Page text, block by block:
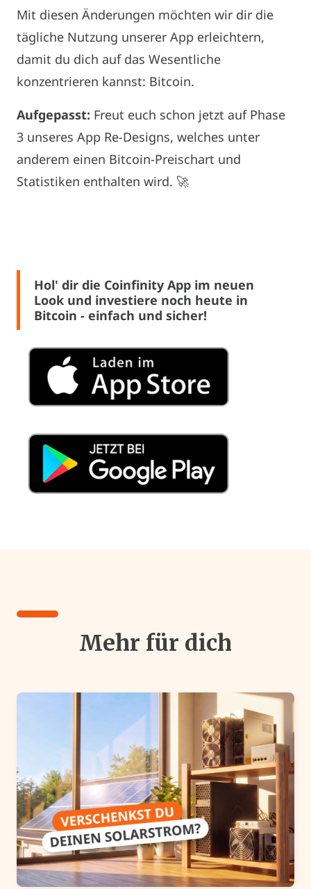
Mit diesen Änderungen möchten wir dir die
tägliche Nutzung unserer App erleichtern,
damit du dich auf das Wesentliche
konzentrieren kannst: Bitcoin.
Aufgepasst: Freut euch schon jetzt auf Phase
3 unseres App Re-Designs, welches unter
anderem einen Bitcoin-Preischart und
Statistiken enthalten wird. 🚀
Hol' dir die Coinfinity App im neuen
Look und investiere noch heute in
Bitcoin - einfach und sicher!
Mehr für dich